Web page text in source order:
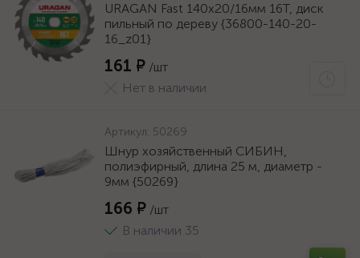
URAGAN Fast 140x20/16мм 16Т, диск
пильный по дереву {36800-140-20-
16_z01}
161 ₽ /шт
Нет в наличии
Артикул: 50269
Шнур хозяйственный СИБИН,
полиэфирный, длина 25 м, диаметр -
9мм {50269}
166 ₽ /шт
В наличии 35